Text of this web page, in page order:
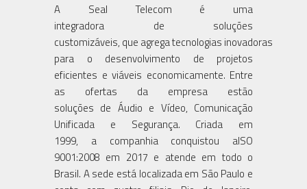
A Seal Telecom é uma
integradora de soluções
customizáveis, que agrega tecnologias inovadoras
para o desenvolvimento de projetos
eficientes e viáveis economicamente. Entre
as ofertas da empresa estão
soluções de Áudio e Vídeo, Comunicação
Unificada e Segurança. Criada em
1999, a companhia conquistou aISO
9001:2008 em 2017 e atende em todo o
Brasil. A sede está localizada em São Paulo e